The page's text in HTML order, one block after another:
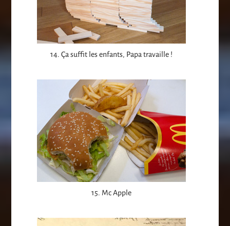
14. Ça suffit les enfants, Papa travaille !
15. Mc Apple